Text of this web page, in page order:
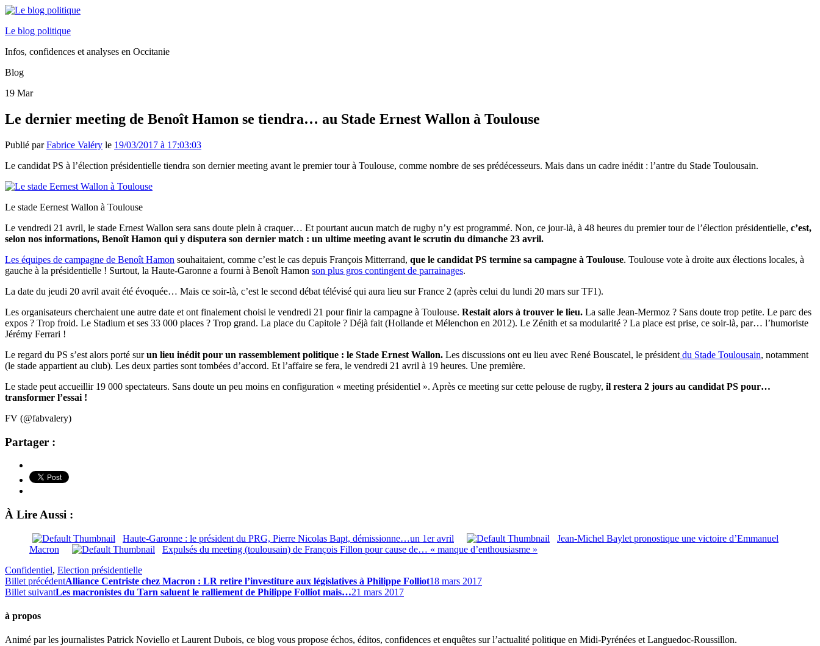
Le blog politique
Infos, confidences et analyses en Occitanie
Blog
19 Mar
Le dernier meeting de Benoît Hamon se tiendra… au Stade Ernest Wallon à Toulouse
Publié parFabrice Valéry le 19/03/2017 à 17:03:03
Le candidat PS à l’élection présidentielle tiendra son dernier meeting avant le premier tour à Toulouse, comme nombre de ses prédécesseurs. Mais dans un cadre inédit : l’antre du Stade Toulousain.
Le stade Eernest Wallon à Toulouse
Le vendredi 21 avril, le stade Ernest Wallon sera sans doute plein à craquer… Et pourtant aucun match de rugby n’y est programmé. Non, ce jour-là, à 48 heures du premier tour de l’élection présidentielle, c’est,
selon nos informations, Benoît Hamon qui y disputera son dernier match : un ultime meeting avant le scrutin du dimanche 23 avril.
Les équipes de campagne de Benoît Hamon souhaitaient, comme c’est le cas depuis François Mitterrand, que le candidat PS termine sa campagne à Toulouse. Toulouse vote à droite aux élections locales, à
gauche à la présidentielle ! Surtout, la Haute-Garonne a fourni à Benoît Hamon son plus gros contingent de parrainages.
La date du jeudi 20 avril avait été évoquée… Mais ce soir-là, c’est le second débat télévisé qui aura lieu sur France 2 (après celui du lundi 20 mars sur TF1).
Les organisateurs cherchaient une autre date et ont finalement choisi le vendredi 21 pour finir la campagne à Toulouse. Restait alors à trouver le lieu. La salle Jean-Mermoz ? Sans doute trop petite. Le parc des
expos ? Trop froid. Le Stadium et ses 33 000 places ? Trop grand. La place du Capitole ? Déjà fait (Hollande et Mélenchon en 2012). Le Zénith et sa modularité ? La place est prise, ce soir-là, par… l’humoriste
Jérémy Ferrari !
Le regard du PS s’est alors porté surun lieu inédit pour un rassemblement politique : le Stade Ernest Wallon. Les discussions ont eu lieu avec René Bouscatel, le président du Stade Toulousain, notamment
(le stade appartient au club). Les deux parties sont tombées d’accord. Et l’affaire se fera, le vendredi 21 avril à 19 heures. Une première.
Le stade peut accueillir 19 000 spectateurs. Sans doute un peu moins en configuration « meeting présidentiel ». Après ce meeting sur cette pelouse de rugby, il restera 2 jours au candidat PS pour…
transformer l’essai !
FV (@fabvalery)
Partager :
À Lire Aussi :
Haute-Garonne : le président du PRG, Pierre Nicolas Bapt, démissionne…un 1er avril
Jean-Michel Baylet pronostique une victoire d’Emmanuel
Macron
Expulsés du meeting (toulousain) de François Fillon pour cause de… « manque d’enthousiasme »
Confidentiel, Election présidentielle
Billet précédentAlliance Centriste chez Macron : LR retire l’investiture aux législatives à Philippe Folliot18 mars 2017
Billet suivantLes macronistes du Tarn saluent le ralliement de Philippe Folliot mais…21 mars 2017
à propos
Animé par les journalistes Patrick Noviello et Laurent Dubois, ce blog vous propose échos, éditos, confidences et enquêtes sur l’actualité politique en Midi-Pyrénées et Languedoc-Roussillon.